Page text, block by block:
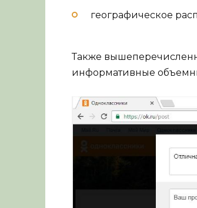
географическое
Также
информативные